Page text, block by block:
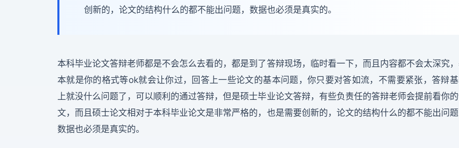
创新的，论文的结构什么的都不能出问题，数据也必须是真实的。
本科毕业论文答辩老师都是不会怎么去看的，都是到了答辩现场，临时看一下，而且内容都不会太深究
本就是你的格式等ok就会让你过，回答上一些论文的基本问题，你只要对答如流，不需要紧张，答辩
上就没什么问题了，可以顺利的通过答辩，但是硕士毕业论文答辩，有些负责任的答辩老师会提前看你
文，而且硕士论文相对于本科毕业论文是非常严格的，也是需要创新的，论文的结构什么的都不能出问题
数据也必须是真实的。